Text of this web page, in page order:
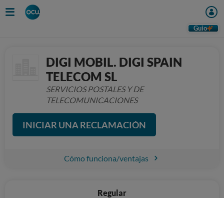
Guio
DIGI MOBIL. DIGI SPAIN
TELECOM SL
SERVICIOS POSTALES Y DE
TELECOMUNICACIONES
INICIAR UNA RECLAMACIÓN
Cómo funciona/ventajas
Regular